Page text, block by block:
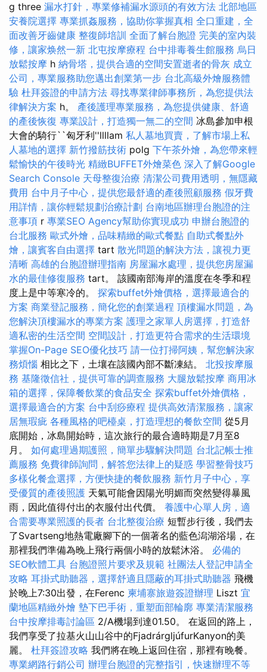
g three 漏水打針，專業修補漏水源頭的有效方法 北部地區
安養院選擇 專業抓姦服務，協助你掌握真相 全口重建，全
面改善牙齒健康 整復師培訓 全面了解台胞證 完美的室內裝
修，讓家焕然一新 北屯按摩療程 台中排毒養生館服務 烏日
放鬆按摩 h 納骨塔，提供合適的空間安置逝者的骨灰 成立
公司，專業服務助您邁出創業第一步 台北高級外燴服務體
驗 杜拜簽證的申請方法 尋找專業律師事務所，為您提供法
律解決方案 h。 產後護理專業服務，為您提供健康、舒適
的產後恢復 專業設計，打造獨一無二的空間 冰島參加申根
大會的騎行``匈牙利''llllam 私人墓地買賣，了解市場上私
人墓地的選擇 新竹撥筋技術 polg 下午茶外燴，為您帶來輕
鬆愉快的午後時光 精緻BUFFET外燴菜色 深入了解Google
Search Console 天母整復治療 清潔公司費用透明，無隱藏
費用 台中月子中心，提供您最舒適的產後照顧服務 假牙費
用詳情，讓你輕鬆規劃治療計劃 台南地區辦理台胞證的注
意事項 r 專業SEO Agency幫助你實現成功 申辦台胞證的
台北服務 歐式外燴，品味精緻的歐式餐點 自助式餐點外
燴，讓賓客自由選擇 tart 散光問題的解決方法，讓視力更
清晰 高雄的台胞證辦理指南 房屋漏水處理，提供您房屋漏
水的最佳修復服務 tart。 該國南部海岸的溫度在冬季和程
度上是中等寒冷的。 探索buffet外燴價格，選擇最適合的
方案 商業登記服務，簡化您的創業過程 頂樓漏水問題，為
您解決頂樓漏水的專業方案 護理之家單人房選擇，打造舒
適私密的生活空間 空間設計，打造更符合需求的生活環境
掌握On-Page SEO優化技巧 請一位打掃阿姨，幫您解決家
務煩惱 相比之下，土壤在該國內部不斷凍結。 北投按摩服
務 基隆徵信社，提供可靠的調查服務 大腿放鬆按摩 商用冰
箱的選擇，保障餐飲業的食品安全 探索buffet外燴價格，
選擇最適合的方案 台中刮痧療程 提供高效清潔服務，讓家
居無瑕疵 各種風格的吧檯桌，打造理想的餐飲空間 從5月
底開始，冰島開始時，這次旅行的最合適時期是7月至8
月。 如何處理過期護照，簡單步驟解決問題 台北記帳士推
薦服務 免費律師詢問，解答您法律上的疑惑 學習整骨技巧
多樣化餐盒選擇，方便快捷的餐飲服務 新竹月子中心，享
受優質的產後照護 天氣可能會因陽光明媚而突然變得暴風
雨，因此值得付出的衣服付出代價。 養護中心單人房，適
合需要專業照護的長者 台北整復治療 短暫步行後，我們去
了Svartseng地熱電廠腳下的一個著名的藍色潟湖浴場，在
那裡我們準備為晚上飛行兩個小時的放鬆沐浴。 必備的
SEO軟體工具 台胞證照片要求及規範 社團法人登記申請全
攻略 耳掛式助聽器，選擇舒適且隱蔽的耳掛式助聽器 飛機
於晚上7:30出發，在Ferenc 柬埔寨旅遊簽證辦理 Liszt 宜
蘭地區精緻外燴 墊下巴手術，重塑面部輪廓 專業清潔服務
台中按摩排毒討論區 2/A機場到達01.50。 在返回的路上，
我們享受了拉基火山山谷中的FjadrárgljúfurKanyon的美
麗。 杜拜簽證攻略 我們將在晚上返回住宿，那裡有晚餐。
專業網路行銷公司 辦理台胞證的完整指引，快速辦理不等